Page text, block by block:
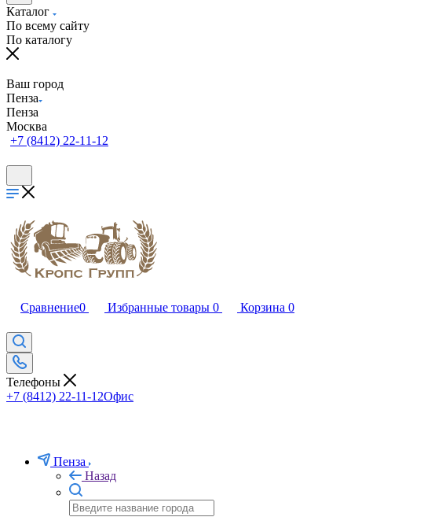
Каталог
По всему сайту
По каталогу
Ваш город
Пенза
Пенза
Москва
+7 (8412) 22-11-12
Сравнение0 Избранные товары 0 Корзина 0
Телефоны
+7 (8412) 22-11-12Офис
Пенза
Назад